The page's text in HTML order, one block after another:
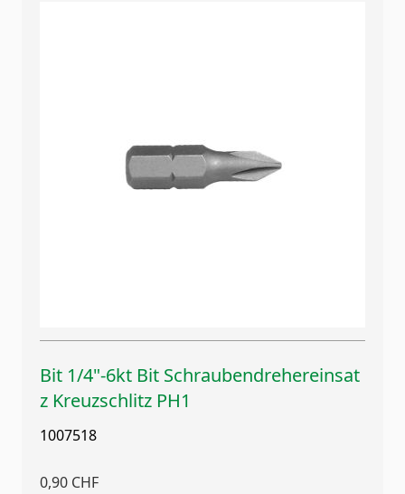
Bit 1/4"-6kt Bit Schraubendrehereinsat
z Kreuzschlitz PH1
1007518
0,90 CHF